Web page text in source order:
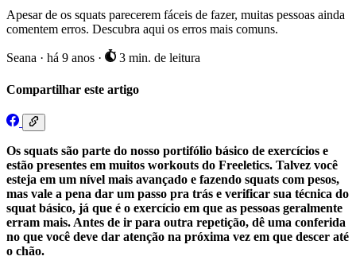
Apesar de os squats parecerem fáceis de fazer, muitas pessoas ainda
comentem erros. Descubra aqui os erros mais comuns.
Seana · há 9 anos · 3 min. de leitura
Compartilhar este artigo
Os squats são parte do nosso portifólio básico de exercícios e
estão presentes em muitos workouts do Freeletics. Talvez você
esteja em um nível mais avançado e fazendo squats com pesos,
mas vale a pena dar um passo pra trás e verificar sua técnica do
squat básico, já que é o exercício em que as pessoas geralmente
erram mais. Antes de ir para outra repetição, dê uma conferida
no que você deve dar atenção na próxima vez em que descer até
o chão.